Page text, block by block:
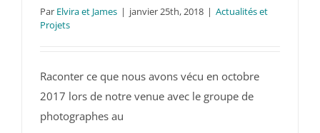
Par Elvira et James | janvier 25th, 2018 | Actualités et
Projets
Raconter ce que nous avons vécu en octobre
2017 lors de notre venue avec le groupe de
photographes au